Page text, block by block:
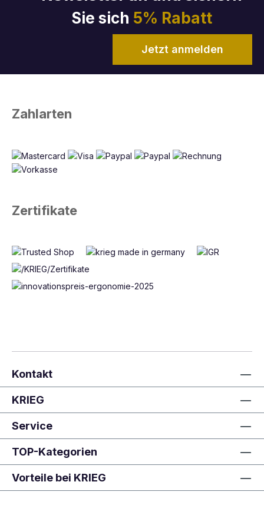
hervorragende Schmutzaufnahme gewährleisten,
sondern auch Ihren Betrieb fahrzeug- und
Verschmutzungen bereits an der Tür und sorgen somit
Entdecken Sie unser breites Sortiment an
Sauberkeit und Sicherheit.
Sie sich 5% Rabatt
Jetzt anmelden
Zahlarten
Zertifikate
Kontakt
KRIEG
Service
TOP-Kategorien
Vorteile bei KRIEG